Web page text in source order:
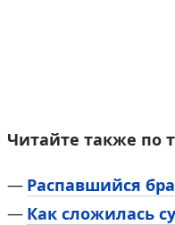
Читайте также по
Распавшийся
Как сложилась